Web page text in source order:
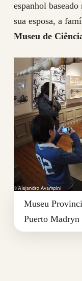
espanhol
sua esposa, a
Museu de
Museu
Puerto Madryn